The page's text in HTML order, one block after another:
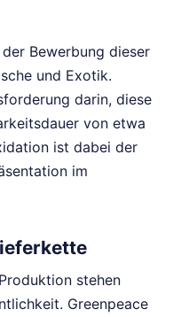
Bewerbung dieser
und Exotik.
darin, diese
von etwa
ist dabei der
im
stehen
Greenpeace